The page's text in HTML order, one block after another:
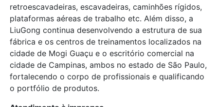
retroescavadeiras, escavadeiras, caminhões rígidos,
plataformas aéreas de trabalho etc. Além disso, a
LiuGong continua desenvolvendo a estrutura de sua
fábrica e os centros de treinamentos localizados na
cidade de Mogi Guaçu e o escritório comercial na
cidade de Campinas, ambos no estado de São Paulo,
fortalecendo o corpo de profissionais e qualificando
o portfólio de produtos.